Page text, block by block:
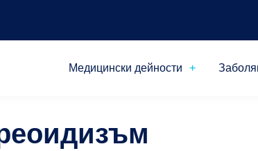
Медицински дейности